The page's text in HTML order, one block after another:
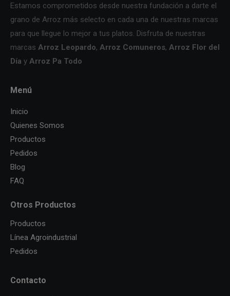
Estamos comprometidos desde nuestra fundación a darte el
grano de Arroz más selecto en cada una de nuestras marcas
para que llegue lo mejor a tus platos. Disfruta de nuestras
marcas Arroz Leopardo, Arroz Comuneros, Arroz Flor del
Día y Arroz Pa Todo
Menú
Inicio
Quienes Somos
Productos
Pedidos
Blog
FAQ
Otros Productos
Productos
Línea Agroindustrial
Pedidos
Contacto